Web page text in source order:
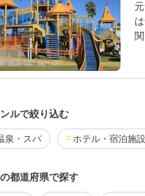
ルで絞り込む
泉・スパ ホテル・宿泊施設
都道府県で探す